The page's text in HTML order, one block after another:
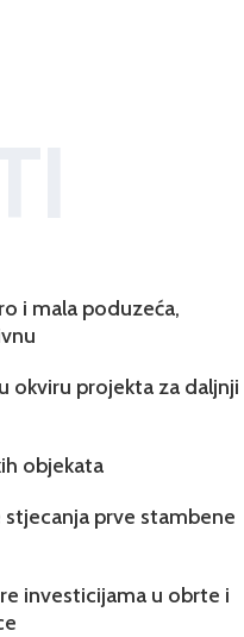
i mala poduzeća,
okviru projekta za daljnji
objekata
stjecanja prve stambene
investicijama u obrte i